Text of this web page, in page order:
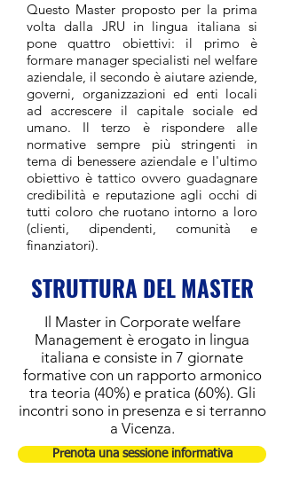
Questo Master proposto per la prima
volta dalla JRU in lingua italiana si
pone quattro obiettivi: il primo è
formare manager specialisti nel welfare
aziendale, il secondo è aiutare aziende,
governi, organizzazioni ed enti locali
ad accrescere il capitale sociale ed
umano. Il terzo è rispondere alle
normative sempre più stringenti in
tema di benessere aziendale e l'ultimo
obiettivo è tattico ovvero guadagnare
credibilità e reputazione agli occhi di
tutti coloro che ruotano intorno a loro
(clienti, dipendenti, comunità e
finanziatori).
STRUTTURA DEL MASTER
Il Master in Corporate welfare
Management è erogato in lingua
italiana e consiste in 7 giornate
formative con un rapporto armonico
tra teoria (40%) e pratica (60%). Gli
incontri sono in presenza e si terranno
a Vicenza.
Prenota una sessione informativa